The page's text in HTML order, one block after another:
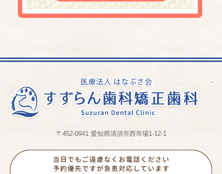
〒452-0941 愛知県清須市西市場1-12-1